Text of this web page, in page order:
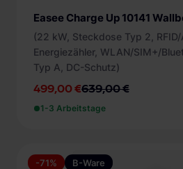
Easee Charge Up 10141
(22 kW, Steckdose Typ 2,
Energiezähler, WLAN/SIM+/
Typ A, DC-Schutz)
499,00 €639,00 €
1-3 Arbeitstage
-71% B-Ware